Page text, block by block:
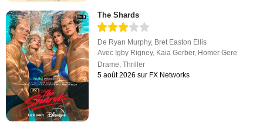
The Shards
De Ryan Murphy, Bret Easton Ellis
Avec Igby Rigney, Kaia Gerber, Homer Gere
Drame,Thriller
5 août 2026 sur FX Networks